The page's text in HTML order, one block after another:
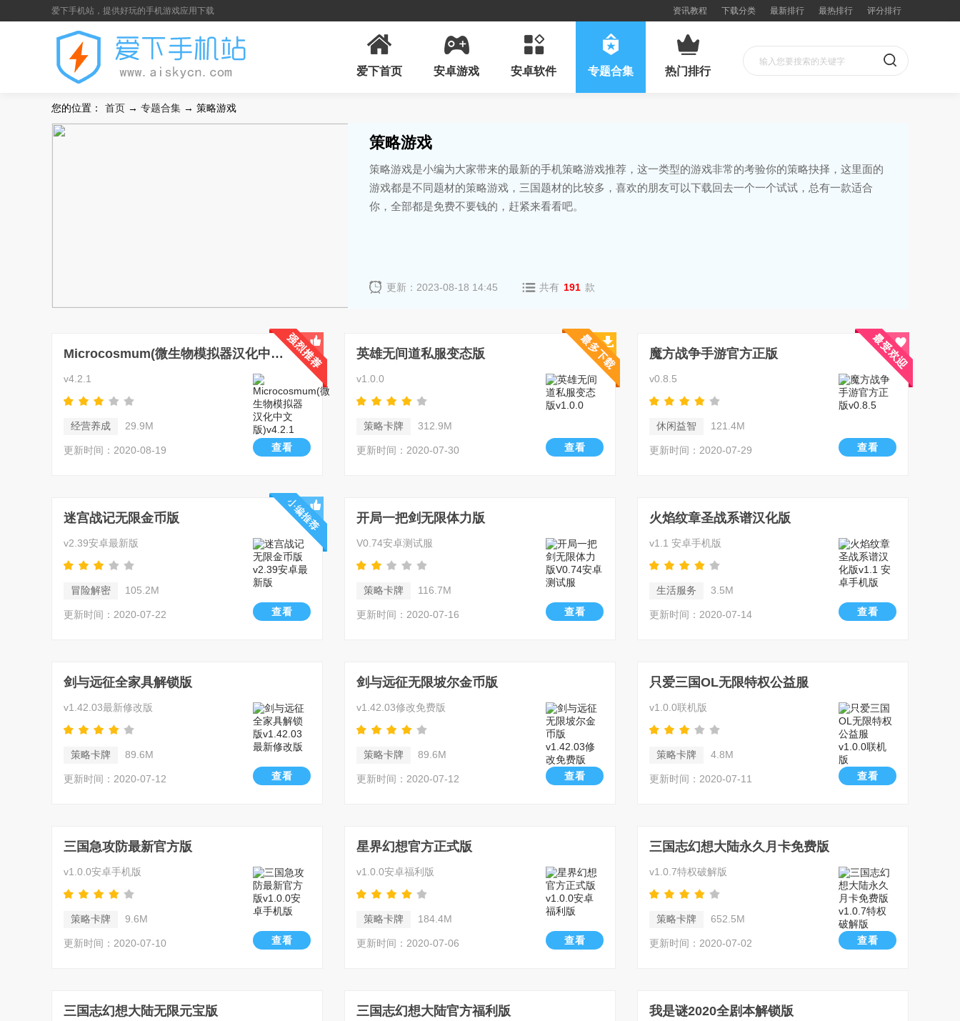
爱下手机站，提供好玩的手机游戏应用下载 资讯教程 下载分类 最新排行 最热排行 评分排行
爱下首页 安卓游戏 安卓软件 专题合集 热门排行
您的位置： 首页 → 专题合集 → 策略游戏
策略游戏
策略游戏是小编为大家带来的最新的手机策略游戏推荐，这一类型的游戏非常的考验你的策略抉择，这里面的
游戏都是不同题材的策略游戏，三国题材的比较多，喜欢的朋友可以下载回去一个一个试试，总有一款适合
你，全部都是免费不要钱的，赶紧来看看吧。
更新：2023-08-18 14:45 共有 191 款
Microcosmum(微生物模拟器汉化中文版)
v4.2.1
经营养成 29.9M
更新时间：2020-08-19 查看
英雄无间道私服变态版
v1.0.0
策略卡牌 312.9M
更新时间：2020-07-30 查看
魔方战争手游官方正版
v0.8.5
休闲益智 121.4M
更新时间：2020-07-29 查看
迷宫战记无限金币版
v2.39安卓最新版
冒险解密 105.2M
更新时间：2020-07-22 查看
开局一把剑无限体力版
V0.74安卓测试服
策略卡牌 116.7M
更新时间：2020-07-16 查看
火焰纹章圣战系谱汉化版
v1.1 安卓手机版
生活服务 3.5M
更新时间：2020-07-14 查看
剑与远征全家具解锁版
v1.42.03最新修改版
策略卡牌 89.6M
更新时间：2020-07-12 查看
剑与远征无限坡尔金币版
v1.42.03修改免费版
策略卡牌 89.6M
更新时间：2020-07-12 查看
只爱三国OL无限特权公益服
v1.0.0联机版
策略卡牌 4.8M
更新时间：2020-07-11 查看
三国急攻防最新官方版
v1.0.0安卓手机版
策略卡牌 9.6M
更新时间：2020-07-10 查看
星界幻想官方正式版
v1.0.0安卓福利版
策略卡牌 184.4M
更新时间：2020-07-06 查看
三国志幻想大陆永久月卡免费版
v1.0.7特权破解版
策略卡牌 652.5M
更新时间：2020-07-02 查看
三国志幻想大陆无限元宝版 三国志幻想大陆官方福利版 我是谜2020全剧本解锁版